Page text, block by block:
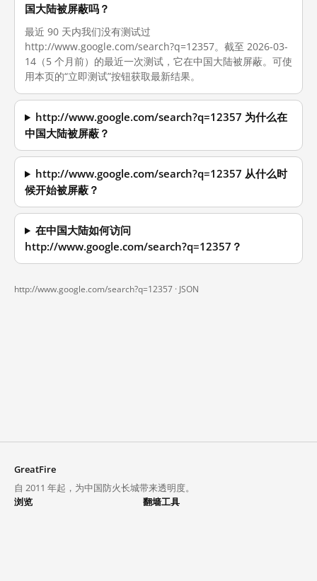
国大陆被屏蔽吗？
最近 90 天内我们没有测试过
http://www.google.com/search?q=12357。截至 2026-03-
14（5 个月前）的最近一次测试，它在中国大陆被屏蔽。可使
用本页的“立即测试”按钮获取最新结果。
http://www.google.com/search?q=12357 为什么在
中国大陆被屏蔽？
http://www.google.com/search?q=12357 从什么时
候开始被屏蔽？
在中国大陆如何访问
http://www.google.com/search?q=12357？
http://www.google.com/search?q=12357 · JSON
GreatFire
自 2011 年起，为中国防火长城带来透明度。
浏览
翻墙工具